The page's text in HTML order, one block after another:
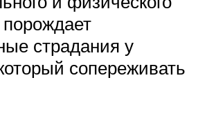
страдания у
сопереживать